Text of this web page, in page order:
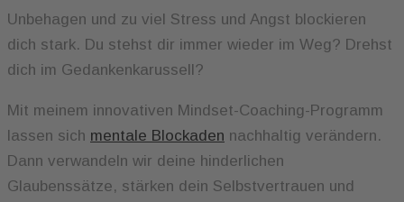
Unbehagen und zu viel Stress und Angst blockieren
dich stark. Du stehst dir immer wieder im Weg? Drehst
dich im Gedankenkarussell?
Mit meinem innovativen Mindset-Coaching-Programm
lassen sich mentale Blockaden nachhaltig verändern.
Dann verwandeln wir deine hinderlichen
Glaubenssätze, stärken dein Selbstvertrauen und